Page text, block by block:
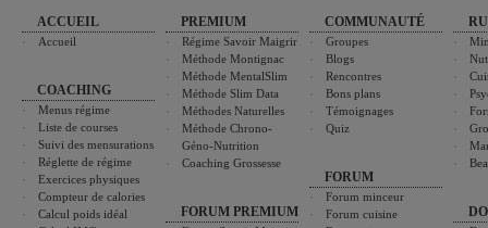
ACCUEIL
Accueil
COACHING
Menus régime
Liste de courses
Suivi des mensurations
Réglette de régime
Exercices physiques
Compteur de calories
Calcul poids idéal
PREMIUM
Régime Savoir Maigrir
Méthode Montignac
Méthode MentalSlim
Méthode Slim Data
Méthodes Naturelles
Méthode Chrono-
Géno-Nutrition
Coaching Grossesse
FORUM PREMIUM
COMMUNAUTÉ
Groupes
Blogs
Rencontres
Bons plans
Témoignages
Quiz
FORUM
Forum minceur
Forum cuisine